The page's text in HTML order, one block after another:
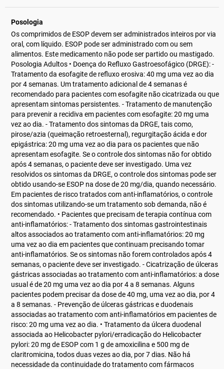
Posologia
Os comprimidos de ESOP devem ser administrados inteiros por via
oral, com líquido. ESOP pode ser administrado com ou sem
alimentos. Este medicamento não pode ser partido ou mastigado.
Posologia Adultos • Doença do Refluxo Gastroesofágico (DRGE): -
Tratamento da esofagite de refluxo erosiva: 40 mg uma vez ao dia
por 4 semanas. Um tratamento adicional de 4 semanas é
recomendado para pacientes com esofagite não cicatrizada ou que
apresentam sintomas persistentes. - Tratamento de manutenção
para prevenir a recidiva em pacientes com esofagite: 20 mg uma
vez ao dia. - Tratamento dos sintomas da DRGE, tais como,
pirose/azia (queimação retroesternal), regurgitação ácida e dor
epigástrica: 20 mg uma vez ao dia para os pacientes que não
apresentam esofagite. Se o controle dos sintomas não for obtido
após 4 semanas, o paciente deve ser investigado. Uma vez
resolvidos os sintomas da DRGE, o controle dos sintomas pode ser
obtido usando-se ESOP na dose de 20 mg/dia, quando necessário.
Em pacientes de risco tratados com anti-inflamatórios, o controle
dos sintomas utilizando-se um tratamento sob demanda, não é
recomendado. • Pacientes que precisam de terapia contínua com
anti-inflamatórios: - Tratamento dos sintomas gastrointestinais
altos associados ao tratamento com anti-inflamatórios: 20 mg
uma vez ao dia em pacientes que continuam precisando tomar
anti-inflamatórios. Se os sintomas não forem controlados após 4
semanas, o paciente deve ser investigado. - Cicatrização de úlceras
gástricas associadas ao tratamento com anti-inflamatórios: a dose
usual é de 20 mg uma vez ao dia por 4 a 8 semanas. Alguns
pacientes podem precisar da dose de 40 mg, uma vez ao dia, por 4
a 8 semanas. - Prevenção de úlceras gástricas e duodenais
associadas ao tratamento com anti-inflamatórios em pacientes de
risco: 20 mg uma vez ao dia. • Tratamento da úlcera duodenal
associada ao Helicobacter pylori/erradicação do Helicobacter
pylori: 20 mg de ESOP com 1 g de amoxicilina e 500 mg de
claritromicina, todos duas vezes ao dia, por 7 dias. Não há
necessidade da continuidade do tratamento com fármacos